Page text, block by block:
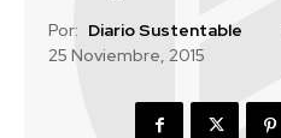
Por: Diario Sustentable
25 Noviembre, 2015